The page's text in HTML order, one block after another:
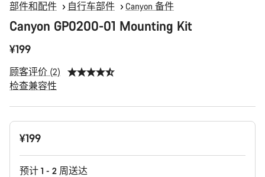
部件和配件 自行车部件 Canyon 备件
Canyon GP0200-01 Mounting Kit
¥199
顾客评价 (2)
检查兼容性
产
¥199
预计 1 - 2 周送达